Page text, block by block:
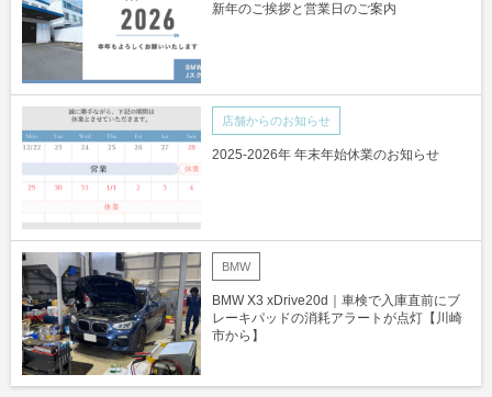
新年のご挨拶と営業日のご案内
店舗からのお知らせ
2025-2026年 年末年始休業のお知らせ
BMW
BMW X3 xDrive20d｜車検で入庫直前にブ
レーキパッドの消耗アラートが点灯【川崎
市から】